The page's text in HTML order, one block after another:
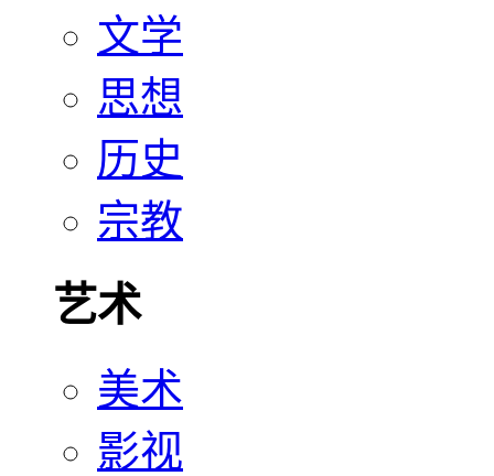
文学
思想
历史
宗教
艺术
美术
影视